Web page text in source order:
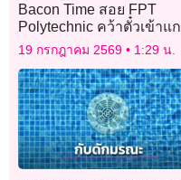
Bacon Time สอย FPT
Polytechnic คว้าตั๋วเข้าแก
รนด์ไฟนอล
19 กรกฎาคม 2569 1:29 น.